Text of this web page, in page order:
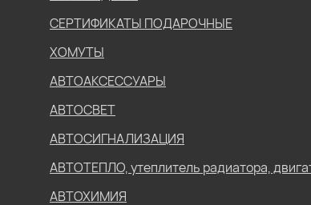
СЕРТИФИКАТЫ ПОДАРОЧНЫЕ
ХОМУТЫ
АВТОАКСЕССУАРЫ
АВТОСВЕТ
АВТОСИГНАЛИЗАЦИЯ
АВТОТЕПЛО, утеплитель радиатора,
АВТОХИМИЯ